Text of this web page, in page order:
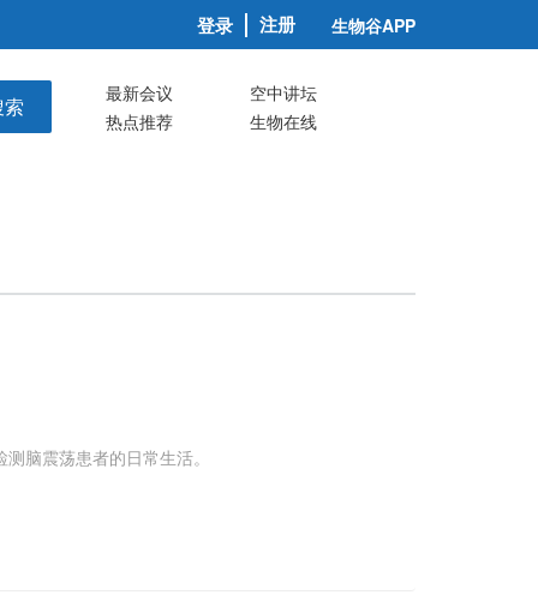
登录 注册 生物谷APP
最新会议
空中讲坛
热点推荐
生物在线
测脑震荡患者的日常生活。